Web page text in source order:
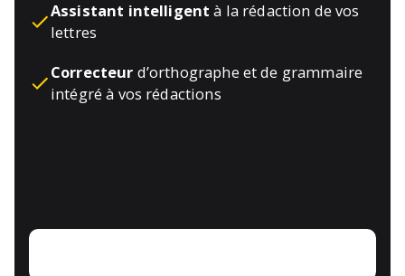
Assistant intelligentà la rédaction de vos
lettres
Correcteur d’orthographe et de grammaire
intégré à vos rédactions